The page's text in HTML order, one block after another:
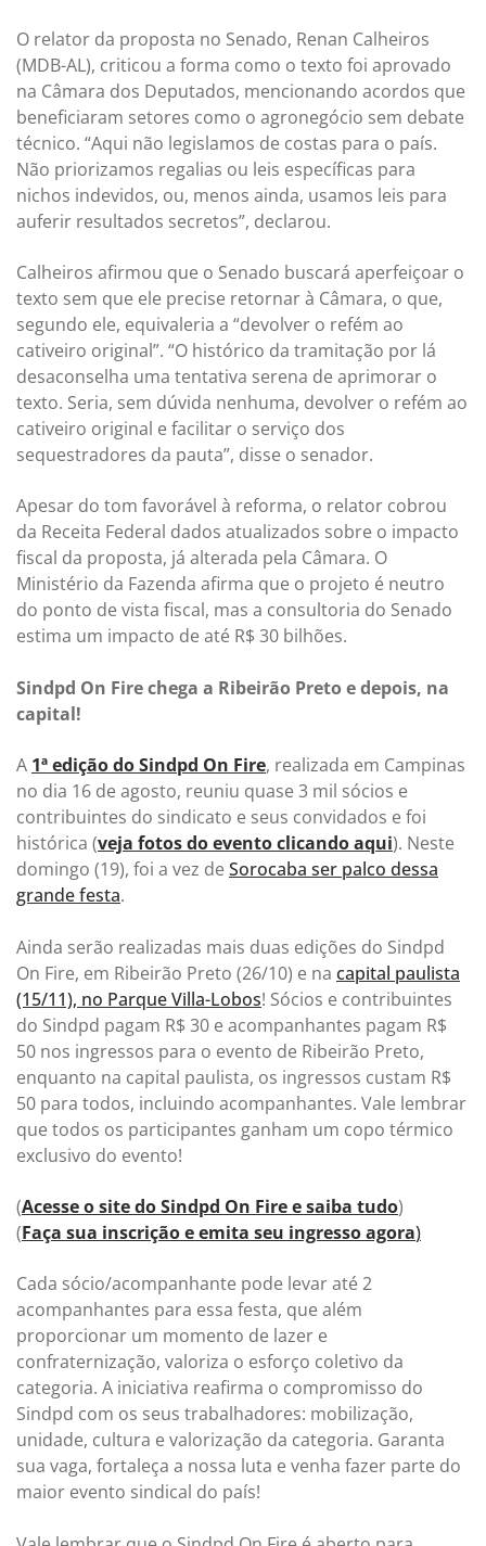
O relator da proposta no Senado, Renan Calheiros
(MDB-AL), criticou a forma como o texto foi aprovado
na Câmara dos Deputados, mencionando acordos que
beneficiaram setores como o agronegócio sem debate
técnico. “Aqui não legislamos de costas para o país.
Não priorizamos regalias ou leis específicas para
nichos indevidos, ou, menos ainda, usamos leis para
auferir resultados secretos”, declarou.
Calheiros afirmou que o Senado buscará aperfeiçoar o
texto sem que ele precise retornar à Câmara, o que,
segundo ele, equivaleria a “devolver o refém ao
cativeiro original”. “O histórico da tramitação por lá
desaconselha uma tentativa serena de aprimorar o
texto. Seria, sem dúvida nenhuma, devolver o refém ao
cativeiro original e facilitar o serviço dos
sequestradores da pauta”, disse o senador.
Apesar do tom favorável à reforma, o relator cobrou
da Receita Federal dados atualizados sobre o impacto
fiscal da proposta, já alterada pela Câmara. O
Ministério da Fazenda afirma que o projeto é neutro
do ponto de vista fiscal, mas a consultoria do Senado
estima um impacto de até R$ 30 bilhões.
Sindpd On Fire chega a Ribeirão Preto e depois, na
capital!
A 1ª edição do Sindpd On Fire, realizada em Campinas
no dia 16 de agosto, reuniu quase 3 mil sócios e
contribuintes do sindicato e seus convidados e foi
histórica (veja fotos do evento clicando aqui). Neste
domingo (19), foi a vez de Sorocaba ser palco dessa
grande festa.
Ainda serão realizadas mais duas edições do Sindpd
On Fire, em Ribeirão Preto (26/10) e na capital paulista
(15/11), no Parque Villa-Lobos! Sócios e contribuintes
do Sindpd pagam R$ 30 e acompanhantes pagam R$
50 nos ingressos para o evento de Ribeirão Preto,
enquanto na capital paulista, os ingressos custam R$
50 para todos, incluindo acompanhantes. Vale lembrar
que todos os participantes ganham um copo térmico
exclusivo do evento!
(Acesse o site do Sindpd On Fire e saiba tudo)
(Faça sua inscrição e emita seu ingresso agora)
Cada sócio/acompanhante pode levar até 2
acompanhantes para essa festa, que além
proporcionar um momento de lazer e
confraternização, valoriza o esforço coletivo da
categoria. A iniciativa reafirma o compromisso do
Sindpd com os seus trabalhadores: mobilização,
unidade, cultura e valorização da categoria. Garanta
sua vaga, fortaleça a nossa luta e venha fazer parte do
maior evento sindical do país!